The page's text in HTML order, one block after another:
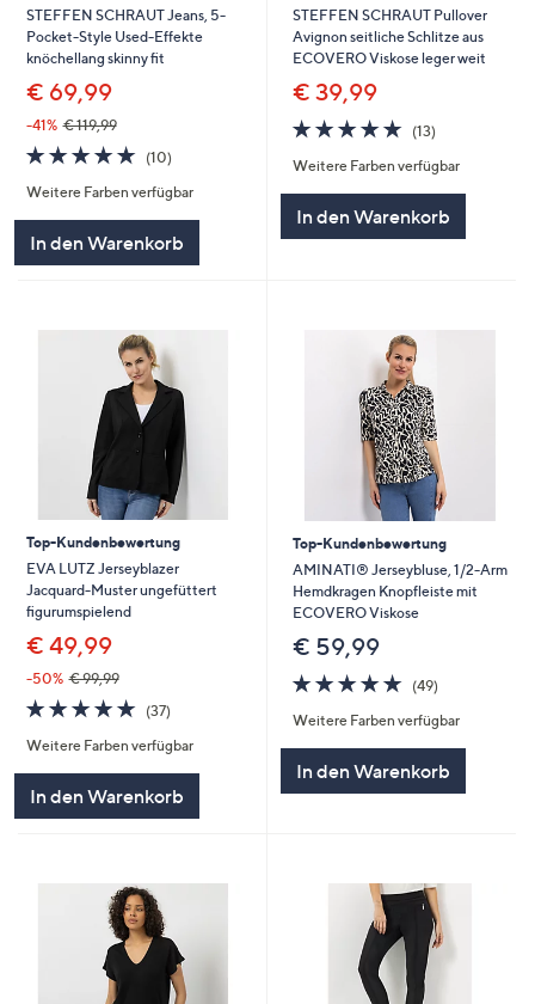
STEFFEN SCHRAUT Jeans, 5-
Pocket-Style Used-Effekte
knöchellang skinny fit
€ 69,99
-41% € 119,99
4.7
von
5
(10)
Weitere Farben verfügbar
In den Warenkorb
STEFFEN SCHRAUT Pullover
Avignon seitliche Schlitze aus
ECOVERO Viskose leger weit
€ 39,99
4.7
von
5
(13)13
Weitere Farben verfügbar
In den Warenkorb
Top-Kundenbewertung
EVA LUTZ Jerseyblazer
Jacquard-Muster ungefüttert
figurumspielend
€ 49,99
-50% € 99,99
4.7
von
5
(37)
Weitere Farben verfügbar
In den Warenkorb
Top-Kundenbewertung
AMINATI® Jerseybluse, 1/2-Arm
Hemdkragen Knopfleiste mit
ECOVERO Viskose
€ 59,99
4.7
von
5
(49)
Weitere Farben verfügbar
In den Warenkorb